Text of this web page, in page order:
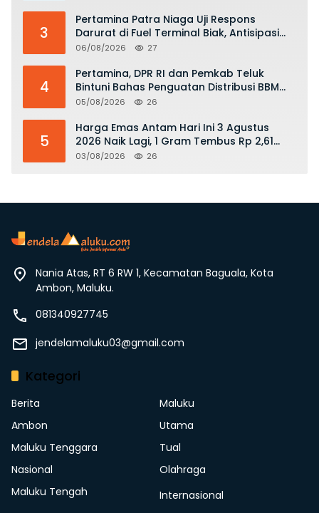
3
Pertamina Patra Niaga Uji Respons
Darurat di Fuel Terminal Biak, Antisipasi
Risiko Kebakaran dan Tumpahan BBM
06/08/2026 27
4
Pertamina, DPR RI dan Pemkab Teluk
Bintuni Bahas Penguatan Distribusi BBM
dan LPG
05/08/2026 26
5
Harga Emas Antam Hari Ini 3 Agustus
2026 Naik Lagi, 1 Gram Tembus Rp 2,61
Juta
03/08/2026 26
Nania Atas, RT 6 RW 1, Kecamatan Baguala, Kota
Ambon, Maluku.
081340927745
jendelamaluku03@gmail.com
Kategori
Berita
Maluku
Ambon
Utama
Maluku Tenggara
Tual
Nasional
Olahraga
Maluku Tengah
Internasional